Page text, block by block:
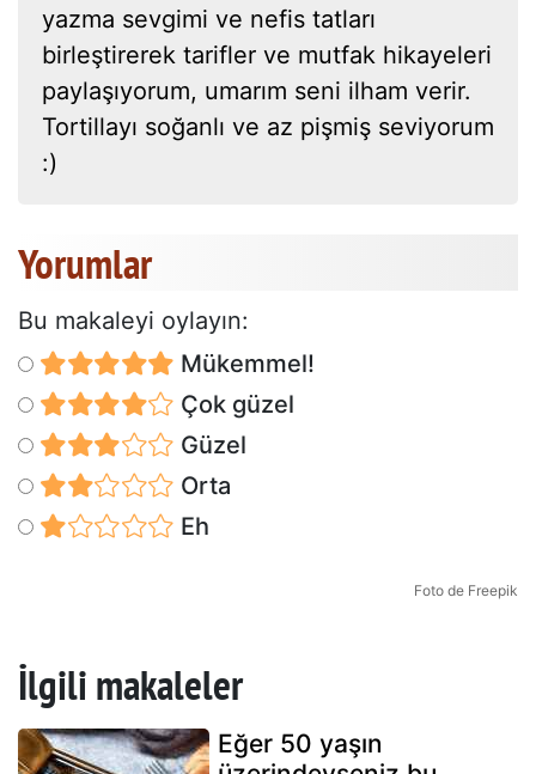
yazma sevgimi ve nefis tatları
birleştirerek tarifler ve mutfak hikayeleri
paylaşıyorum, umarım seni ilham verir.
Tortillayı soğanlı ve az pişmiş seviyorum
:)
Yorumlar
Bu makaleyi oylayın:
Mükemmel!
Çok güzel
Güzel
Orta
Eh
Foto de Freepik
İlgili makaleler
Eğer 50 yaşın